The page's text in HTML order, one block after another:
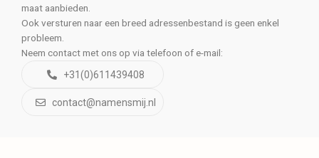
maat aanbieden.
Ook versturen naar een breed adressenbestand is geen enkel
probleem.
Neem contact met ons op via telefoon of e-mail:
+31(0)611439408
contact@namensmij.nl